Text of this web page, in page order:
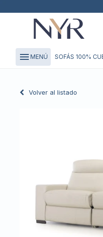
menu MENÚ SOFÁS 100%
Volver al listado
close